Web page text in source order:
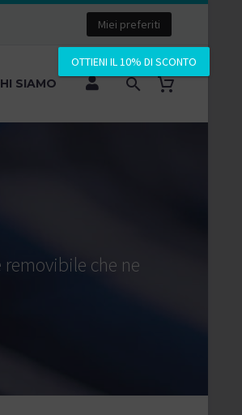
OTTIENI IL 10% DI SCONTO
Miei preferiti
SIAMO
che ne